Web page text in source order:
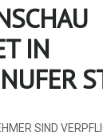
IN
SIND